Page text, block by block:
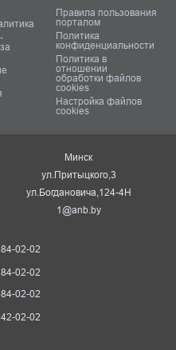
Правила пользования
порталом
Политика
конфиденциальности
Политика в
отношении
обработки файлов
cookies
Настройка файлов
cookies
Минск
ул.Притыцкого,3
ул.Богдановича,124-4Н
1@anb.by
02-02
02-02
02-02
02-02